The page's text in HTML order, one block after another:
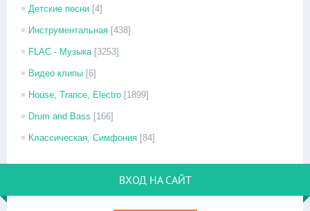
Детские песни [4]
Инструментальная [438]
FLAC - Музыка [3253]
Видео клипы [6]
House, Trance, Electro [1899]
Drum and Bass [166]
Классическая, Симфония [84]
ВХОД НА САЙТ